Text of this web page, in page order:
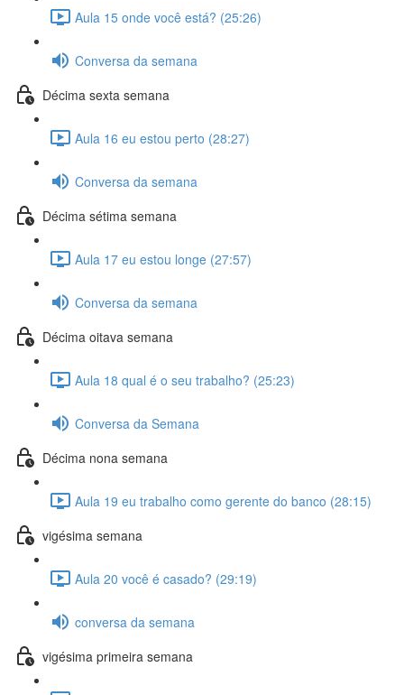
Aula 15 onde você está? (25:26)
Conversa da semana
Décima sexta semana
Aula 16 eu estou perto (28:27)
Conversa da semana
Décima sétima semana
Aula 17 eu estou longe (27:57)
Conversa da semana
Décima oitava semana
Aula 18 qual é o seu trabalho? (25:23)
Conversa da Semana
Décima nona semana
Aula 19 eu trabalho como gerente do banco (28:15)
vigésima semana
Aula 20 você é casado? (29:19)
conversa da semana
vigésima primeira semana